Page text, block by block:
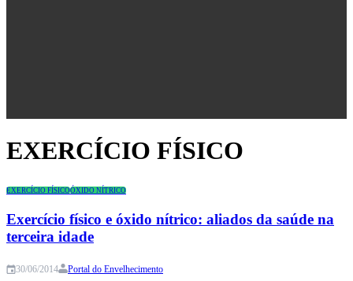
EXERCÍCIO FÍSICO
EXERCÍCIO FÍSICOÓXIDO NÍTRICO
Exercício físico e óxido nítrico: aliados da saúde na
terceira idade
30/06/2014 Portal do Envelhecimento